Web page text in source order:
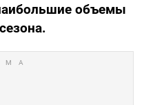
объемы